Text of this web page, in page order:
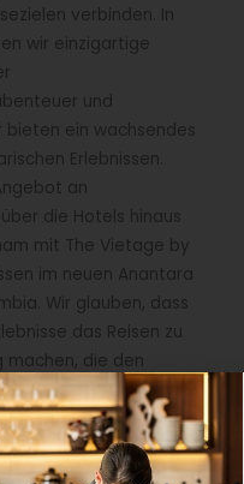
verbinden. In
wir einzigartige
und
bieten ein wachsendes
Erlebnissen.
an
die Hotels hinaus
mit The Vietage by
im neuen Anantara
Wir glauben, dass
das Reisen zu
machen, die den
Aufenthalt in